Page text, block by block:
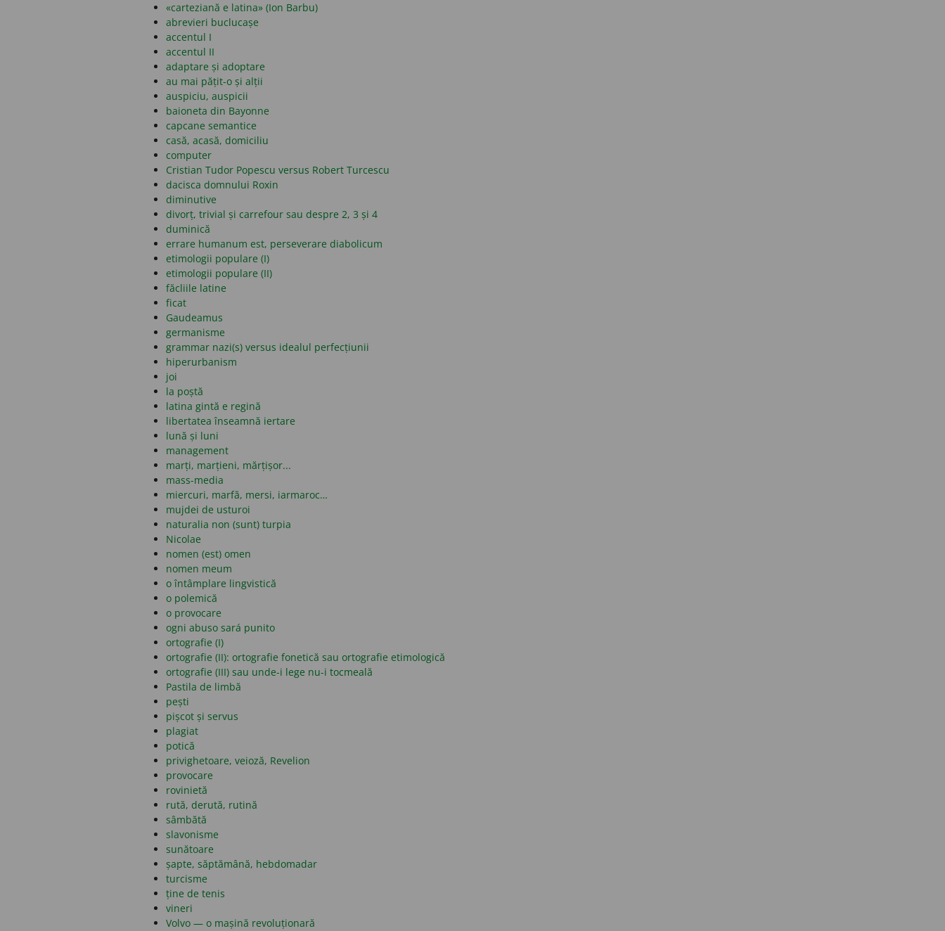
«carteziană e latina» (Ion Barbu)
abrevieri buclucașe
accentul I
accentul II
adaptare și adoptare
au mai pățit-o și alții
auspiciu, auspicii
baioneta din Bayonne
capcane semantice
casă, acasă, domiciliu
computer
Cristian Tudor Popescu versus Robert Turcescu
dacisca domnului Roxin
diminutive
divorț, trivial și carrefour sau despre 2, 3 și 4
duminică
errare humanum est, perseverare diabolicum
etimologii populare (I)
etimologii populare (II)
făcliile latine
ficat
Gaudeamus
germanisme
grammar nazi(s) versus idealul perfecțiunii
hiperurbanism
joi
la poștă
latina gintă e regină
libertatea înseamnă iertare
lună și luni
management
marți, marțieni, mărțișor...
mass-media
miercuri, marfă, mersi, iarmaroc…
mujdei de usturoi
naturalia non (sunt) turpia
Nicolae
nomen (est) omen
nomen meum
o întâmplare lingvistică
o polemică
o provocare
ogni abuso sará punito
ortografie (I)
ortografie (II): ortografie fonetică sau ortografie etimologică
ortografie (III) sau unde-i lege nu-i tocmeală
Pastila de limbă
pești
pișcot și servus
plagiat
potică
privighetoare, veioză, Revelion
provocare
rovinietă
rută, derută, rutină
sâmbătă
slavonisme
sunătoare
șapte, săptămână, hebdomadar
turcisme
ține de tenis
vineri
Volvo — o mașină revoluționară